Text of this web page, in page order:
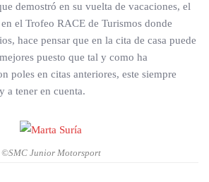
demostró en su vuelta de vacaciones, el
el Trofeo RACE de Turismos donde
hace pensar que en la cita de casa puede
puesto que tal y como ha
poles en citas anteriores, este siempre
a tener en cuenta.
©SMC Junior Motorsport